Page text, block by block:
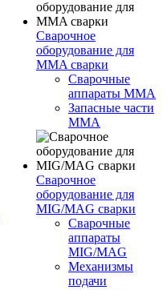
Сварочное
оборудование для
MMA сварки
Сварочные
аппараты MMA
Запасные части
MMA
Сварочное
оборудование для
MIG/MAG сварки
Сварочные
аппараты
MIG/MAG
Механизмы
подачи